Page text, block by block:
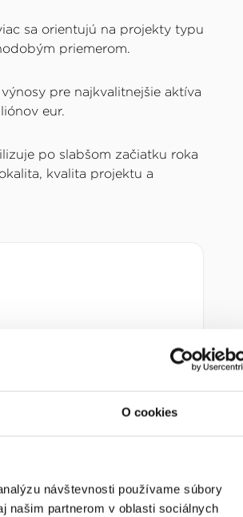
O cookies
návštevnosti používame súbory
našim partnerom v oblasti sociálnych
sa orientujú na projekty typu
priemerom.
pre najkvalitnejšie aktíva
eur.
po slabšom začiatku roka
kvalita projektu a